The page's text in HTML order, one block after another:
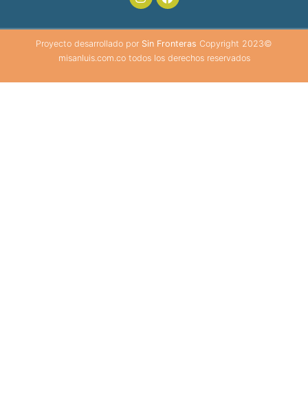
Proyecto desarrollado por Sin Fronteras Copyright 2023©
misanluis.com.co todos los derechos reservados